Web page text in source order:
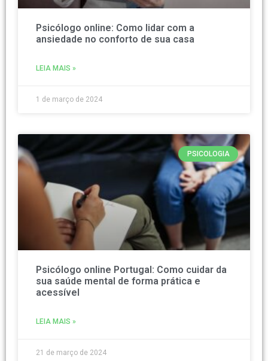
Psicólogo online: Como lidar com a
ansiedade no conforto de sua casa
LEIA MAIS »
1 de março de 2024
PSICOLOGIA
Psicólogo online Portugal: Como cuidar da
sua saúde mental de forma prática e
acessível
LEIA MAIS »
21 de março de 2024